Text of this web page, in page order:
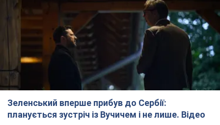
Зеленський вперше прибув до Сербії:
планується зустріч із Вучичем і не лише. Відео
Це перший візит глави держави до Бєлграда
2 години тому 72,8 т.
"Верніть Федорова": у містах України 23-й день
поспіль тривають масові мітинги з
картонками. Фото і відео
Учасники акцій продовжують серію щоденних протестів